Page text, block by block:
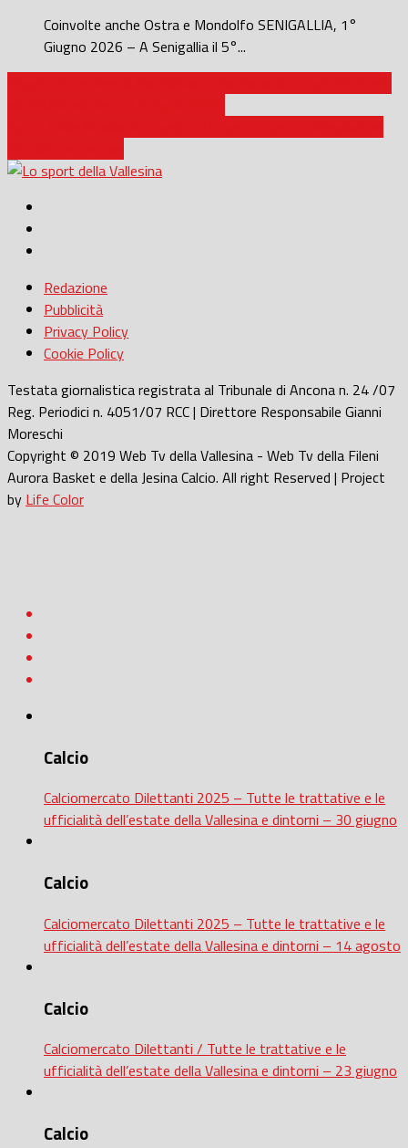
Coinvolte anche Ostra e Mondolfo SENIGALLIA, 1°
Giugno 2026 – A Senigallia il 5°...
Redazione
Pubblicità
Privacy Policy
Cookie Policy
Testata giornalistica registrata al Tribunale di Ancona n. 24 /07
Reg. Periodici n. 4051/07 RCC | Direttore Responsabile Gianni
Moreschi
Copyright © 2019 Web Tv della Vallesina - Web Tv della Fileni
Aurora Basket e della Jesina Calcio. All right Reserved | Project
by Life Color
Calcio
Calciomercato Dilettanti 2025 – Tutte le trattative e le
ufficialità dell’estate della Vallesina e dintorni – 30 giugno
Calcio
Calciomercato Dilettanti 2025 – Tutte le trattative e le
ufficialità dell’estate della Vallesina e dintorni – 14 agosto
Calcio
Calciomercato Dilettanti / Tutte le trattative e le
ufficialità dell’estate della Vallesina e dintorni – 23 giugno
Calcio